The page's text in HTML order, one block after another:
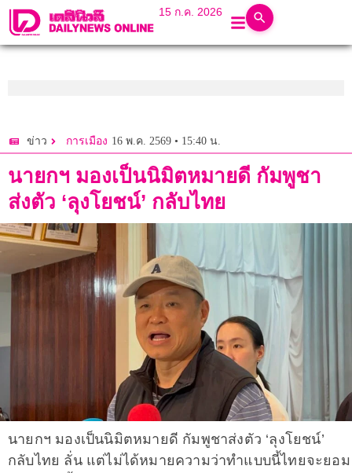
15 ก.ค. 2026
ข่าว การเมือง 16 พ.ค. 2569 • 15:40 น.
นายกฯ มองเป็นนิมิตหมายดี กัมพูชา
ส่งตัว ‘ลุงโยชน์’ กลับไทย
นายกฯ มองเป็นนิมิตหมายดี กัมพูชาส่งตัว ‘ลุงโยชน์’
กลับไทย ลั่น แต่ไม่ได้หมายความว่าทำแบบนี้ไทยจะยอม